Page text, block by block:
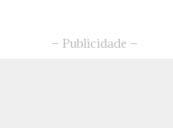
– Publicidade –